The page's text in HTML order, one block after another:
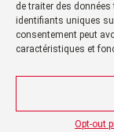
de traiter des
identifiants uniques
consentement peut
caractéristiques et
Opt-out
Déclaration de
Politique de cookies
Clause de non-
Certificats